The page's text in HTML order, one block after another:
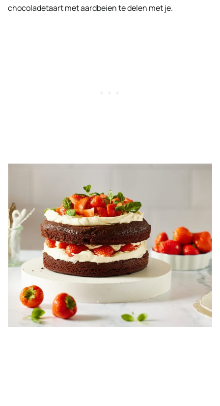
chocoladetaart met aardbeien te delen met je.